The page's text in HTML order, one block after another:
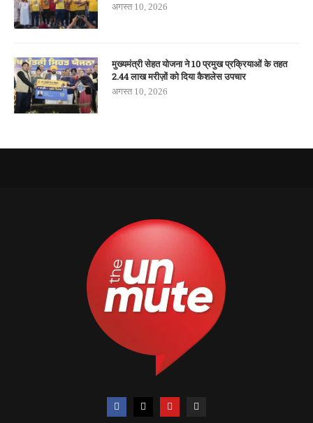
अगस्त 10, 2026
मुख्यमंत्री सेहत योजना ने 10 प्रमुख प्रक्रियाओं के तहत
2.44 लाख मरीज़ों को दिया कैशलेस उपचार
अगस्त 10, 2026